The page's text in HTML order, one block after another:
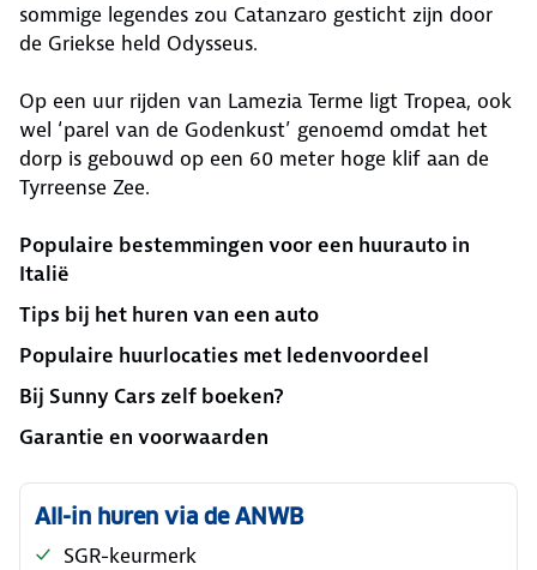
sommige legendes zou Catanzaro gesticht zijn door
de Griekse held Odysseus.
Op een uur rijden van Lamezia Terme ligt Tropea, ook
wel ‘parel van de Godenkust’ genoemd omdat het
dorp is gebouwd op een 60 meter hoge klif aan de
Tyrreense Zee.
Populaire bestemmingen voor een huurauto in
Italië
Tips bij het huren van een auto
Populaire huurlocaties met ledenvoordeel
Bij Sunny Cars zelf boeken?
Garantie en voorwaarden
All-in huren via de ANWB
SGR-keurmerk